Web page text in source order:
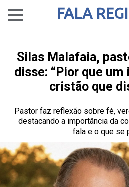
FALA
Silas Malafaia,
disse: “Pior que
cristão que
Pastor faz reflexão sobre fé,
destacando a importância da
fala e o que se